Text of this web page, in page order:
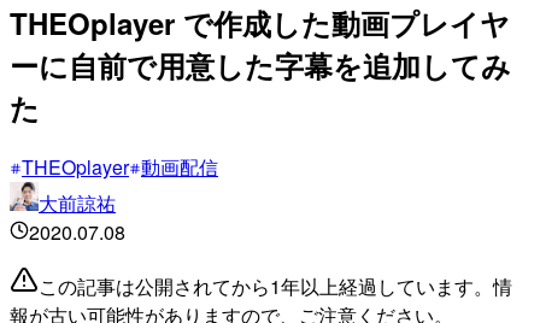
THEOplayer で作成した動画プレイヤ
ーに自前で用意した字幕を追加してみ
た
THEOplayer 動画配信
大前諒祐
2020.07.08
この記事は公開されてから1年以上経過しています。情
報が古い可能性がありますので、ご注意ください。